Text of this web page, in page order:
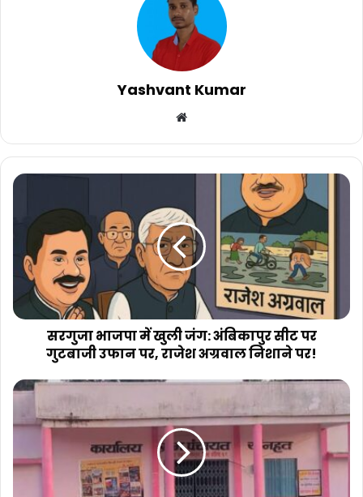
Yashvant Kumar
सरगुजा
खुली
अंबिकापुर
सीट
पर
गुटबाजी
अग्रवाल
निशाने
पर!
सरगुजा भाजपा में खुली जंग: अंबिकापुर सीट पर
गुटबाजी उफान पर, राजेश अग्रवाल निशाने पर!
पंचायत
फंड
की
गड़बड़ी:
लाखों
निकाले,विभिन्न